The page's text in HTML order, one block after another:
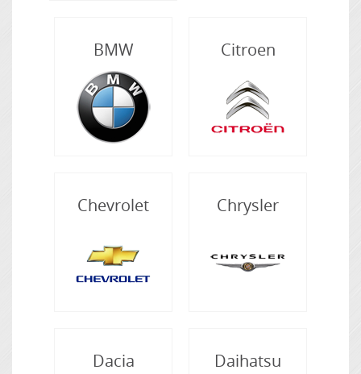
BMW Citroen
Chevrolet Chrysler
Dacia Daihatsu